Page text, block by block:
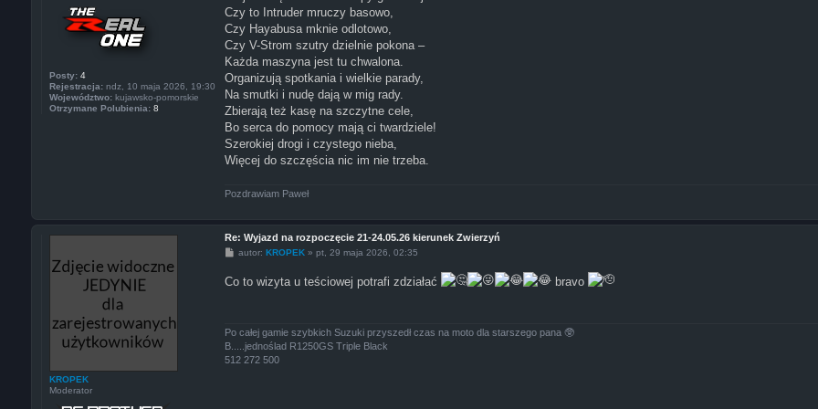
Posty: 4
Rejestracja:ndz, 10 maja 2026, 19:30
Województwo:kujawsko-pomorskie
Otrzymane Polubienia: 8
Czy to Intruder mruczy basowo,
Czy Hayabusa mknie odlotowo,
Czy V-Strom szutry dzielnie pokona –
Każda maszyna jest tu chwalona.
Organizują spotkania i wielkie parady,
Na smutki i nudę dają w mig rady.
Zbierają też kasę na szczytne cele,
Bo serca do pomocy mają ci twardziele!
Szerokiej drogi i czystego nieba,
Więcej do szczęścia nic im nie trzeba.
Pozdrawiam Paweł
KROPEK
Moderator
Re: Wyjazd na rozpoczęcie 21-24.05.26 kierunek Zwierzyń
P
t
autor:KROPEK »pt, 29 maja 2026, 02:35
Co to wizyta u teściowej potrafi zdziałać bravo
Po całej gamie szybkich Suzuki przyszedł czas na moto dla starszego pana 🥸
B.....jednoślad R1250GS Triple Black
512 272 500